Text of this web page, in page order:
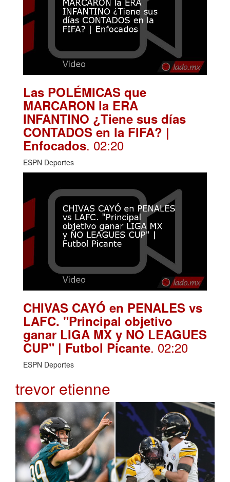
Las POLÉMICAS que
MARCARON la ERA
INFANTINO ¿Tiene sus días
CONTADOS en la FIFA? |
Enfocados. 02:20
ESPN Deportes
CHIVAS CAYÓ en PENALES vs
LAFC. "Principal objetivo
ganar LIGA MX y NO LEAGUES
CUP" | Futbol Picante. 02:20
ESPN Deportes
trevor etienne